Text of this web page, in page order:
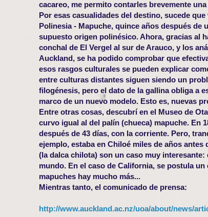
cacareo, me permito contarles brevemente
Por esas casualidades del destino, sucede
Polinesia - Mapuche, quince años después
supuesto origen polinésico. Ahora, gracias al
conchal de El Vergel al sur de Arauco, y los
Auckland, se ha podido comprobar que
esos rasgos culturales se pueden explicar
entre culturas distantes siguen siendo un
filogénesis, pero el dato de la gallina obliga a
marco de un nuevo modelo. Esto es, nuevas
Entre otras cosas, descubrí en el Museo de
curvo igual al del palín (chueca) mapuche. En
después de 43 días, con la corriente. Pero,
ejemplo, estaba en Chiloé miles de años
(la dalca chilota) son un caso muy
mundo. En el caso de California, se postula
mapuches hay mucho más...
Mientras tanto, el comunicado de prensa:
http://www.auckland.ac.nz/uoa/about/news/